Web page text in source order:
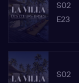
S02
E23
S02